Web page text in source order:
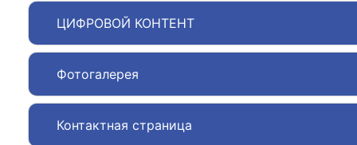
ЦИФРОВОЙ КОНТЕНТ
Фотогалерея
Контактная страница